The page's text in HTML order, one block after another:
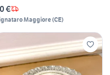
€
Maggiore(CE)